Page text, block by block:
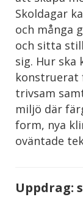
Skoldagar
och många
och sitta
sig. Hur ska
konstruerat
trivsam
miljö där
form, nya
oväntade
Uppdrag: